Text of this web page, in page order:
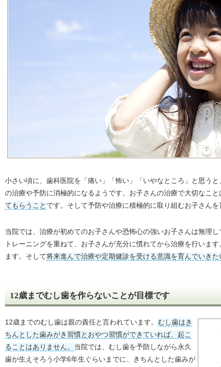
小さい頃に、歯科医院を「痛い」「怖い」「いやなところ」と思う
の治療や予防に消極的になるようです。お子さんの治療で大切なこと
てもらうこと です。そして予防や治療に積極的に取り組むお子さん
当院では、治療が初めてのお子さんや恐怖心の強いお子さんは無理
トレーニングを重ねて、お子さんが充分に慣れてから治療を行いま
ます。そして将来進んで治療や定期健診を受ける意識を育んでいきた
12歳までむし歯を作らないことが目標です
12歳までのむし歯は親の責任と言われています。 むし歯はき
ちんとした歯みがき習慣とおやつ習慣ができていれば、起こ
ることはありません。 当院では、むし歯を予防しながら永久
歯が生えそろう小学6年生ぐらいまでに、きちんとした歯みが